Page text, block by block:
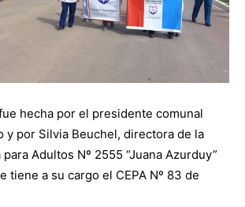
hecha por el presidente comunal
y por Silvia Beuchel, directora de la
Adultos Nº 2555 “Juana Azurduy”
tiene a su cargo el CEPA Nº 83 de